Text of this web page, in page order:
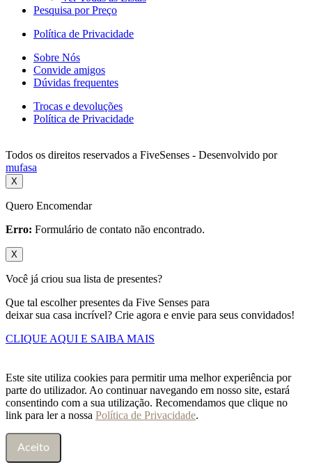
Pesquisa por Preço
Política de Privacidade
Sobre Nós
Convide amigos
Dúvidas frequentes
Trocas e devoluções
Política de Privacidade
Todos os direitos reservados a FiveSenses - Desenvolvido por
mufasa
X
Quero Encomendar
Erro: Formulário de contato não encontrado.
X
Você já criou sua lista de presentes?
Que tal escolher presentes da Five Senses para
deixar sua casa incrível? Crie agora e envie para seus convidados!
CLIQUE AQUI E SAIBA MAIS
Este site utiliza cookies para permitir uma melhor experiência por
parte do utilizador. Ao continuar navegando em nosso site, estará
consentindo com a sua utilização. Recomendamos que clique no
link para ler a nossa Política de Privacidade.
Aceito